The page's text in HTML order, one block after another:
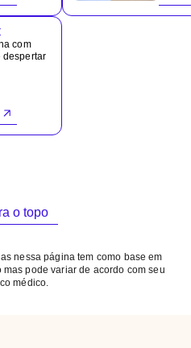
com
despertar
o topo
nessa página tem como base em
pode variar de acordo com seu
médico.